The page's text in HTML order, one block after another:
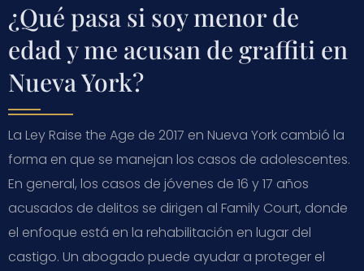
¿Qué pasa si soy menor de
edad y me acusan de graffiti en
Nueva York?
La Ley Raise the Age de 2017 en Nueva York cambió la
forma en que se manejan los casos de adolescentes.
En general, los casos de jóvenes de 16 y 17 años
acusados de delitos se dirigen al Family Court, donde
el enfoque está en la rehabilitación en lugar del
castigo. Un abogado puede ayudar a proteger el